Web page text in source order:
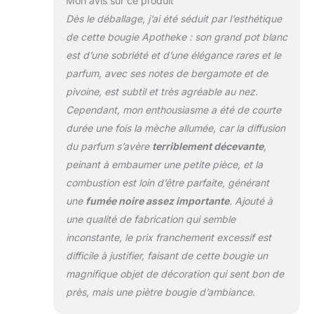
groseille, le
pamplemousse et
l'ylang-ylang. Des
notes subtiles
d'abricot et de bois
de santal ajoutent
ce parfum juteux.
Des parfums qui
durent : nous
savons que le
transformer
n'importe quel
espace et rehausser
chaque humeur.
C'est pourquoi nous
travaillons avec des
parfumeurs de
renommée mondiale
Dès le déballage, j’ai été séduit par l’esthétique
de cette bougie Apotheke : son grand pot blanc
est d’une sobriété et d’une élégance rares et le
parfum, avec ses notes de bergamote et de
pivoine, est subtil et très agréable au nez.
Cependant, mon enthousiasme a été de courte
durée une fois la mèche allumée, car la diffusion
du parfum s’avère terriblement décevante,
peinant à embaumer une petite pièce, et la
combustion est loin d’être parfaite, générant
une fumée noire assez importante. Ajouté à
une qualité de fabrication qui semble
inconstante, le prix franchement excessif est
difficile à justifier, faisant de cette bougie un
magnifique objet de décoration qui sent bon de
près, mais une piètre bougie d’ambiance.